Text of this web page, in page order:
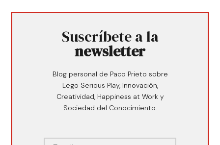
Suscríbete a la
newsletter
Blog personal de Paco Prieto sobre
Lego Serious Play, Innovación,
Creatividad, Happiness at Work y
Sociedad del Conocimiento.